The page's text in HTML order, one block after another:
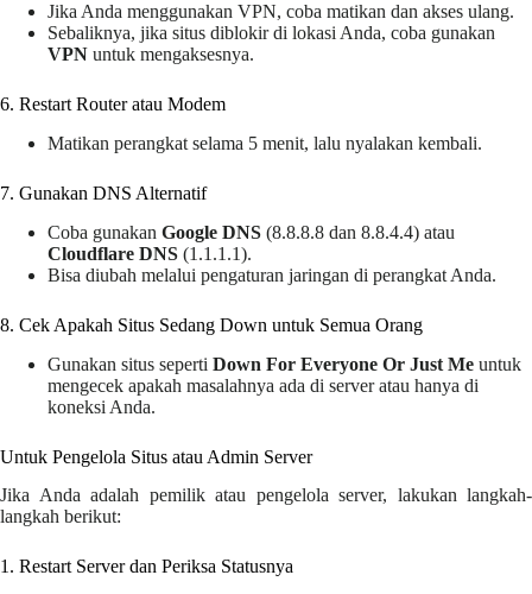
Jika Anda menggunakan VPN, coba matikan dan akses ulang.
Sebaliknya, jika situs diblokir di lokasi Anda, coba gunakan
VPN untuk mengaksesnya.
6️. Restart Router atau Modem
Matikan perangkat selama 5 menit, lalu nyalakan kembali.
7️. Gunakan DNS Alternatif
Coba gunakan Google DNS (8.8.8.8 dan 8.8.4.4) atau
Cloudflare DNS (1.1.1.1).
Bisa diubah melalui pengaturan jaringan di perangkat Anda.
8️. Cek Apakah Situs Sedang Down untuk Semua Orang
Gunakan situs seperti Down For Everyone Or Just Me untuk
mengecek apakah masalahnya ada di server atau hanya di
koneksi Anda.
Untuk Pengelola Situs atau Admin Server
Jika Anda adalah pemilik atau pengelola server, lakukan langkah-
langkah berikut:
1️. Restart Server dan Periksa Statusnya